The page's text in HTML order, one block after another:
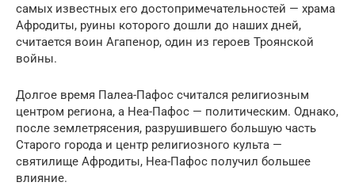
самых известных его достопримечательностей — храма
Афродиты, руины которого дошли до наших дней,
считается воин Агапенор, один из героев Троянской
войны.
Долгое время Палеа-Пафос считался религиозным
центром региона, а Неа-Пафос — политическим. Однако,
после землетрясения, разрушившего большую часть
Старого города и центр религиозного культа —
святилище Афродиты, Неа-Пафос получил большее
влияние.